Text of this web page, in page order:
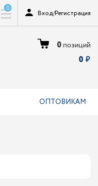
0
Вход/Регистрация
0позиций
0
ОПТОВИКАМ